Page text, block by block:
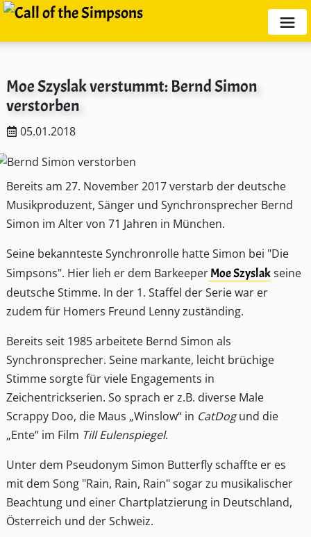
Moe Szyslak verstummt: Bernd Simon
verstorben
05.01.2018
Bereits am 27. November 2017 verstarb der deutsche
Musikproduzent, Sänger und Synchronsprecher Bernd
Simon im Alter von 71 Jahren in München.
Seine bekannteste Synchronrolle hatte Simon bei "Die
Simpsons". Hier lieh er dem BarkeeperMoe Szyslakseine
deutsche Stimme. In der 1. Staffel der Serie war er
zudem für Homers Freund Lenny zuständing.
Bereits seit 1985 arbeitete Bernd Simon als
Synchronsprecher. Seine markante, leicht brüchige
Stimme sorgte für viele Engagements in
Zeichentrickserien. So sprach er z.B. diverse Male
Scrappy Doo, die Maus „Winslow“ in CatDogund die
„Ente“ im Film Till Eulenspiegel.
Unter dem Pseudonym Simon Butterfly schaffte er es
mit dem Song "Rain, Rain, Rain" sogar zu musikalischer
Beachtung und einer Chartplatzierung in Deutschland,
Österreich und der Schweiz.